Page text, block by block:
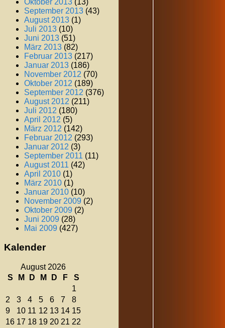
September 2013 (43)
August 2013 (1)
Juli 2013 (10)
Juni 2013 (51)
März 2013 (82)
Februar 2013 (217)
Januar 2013 (186)
November 2012 (70)
Oktober 2012 (189)
September 2012 (376)
August 2012 (211)
Juli 2012 (180)
April 2012 (5)
März 2012 (142)
Februar 2012 (293)
Januar 2012 (3)
September 2011 (11)
August 2011 (42)
April 2010 (1)
März 2010 (1)
Januar 2010 (10)
November 2009 (2)
Oktober 2009 (2)
Juni 2009 (28)
Mai 2009 (427)
Kalender
August 2026
S
M D M D F
S
1
2
3 4 5 6 7
8
9
10 11 12 13 14 15
16 17 18 19 20 21 22